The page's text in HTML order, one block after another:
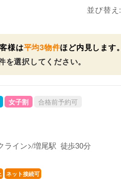
並び替え:
様は平均3物件ほど内見します。
を選択してください。
女子割 合格前予約可
ライン>/増尾駅 徒歩30分
ネット接続可